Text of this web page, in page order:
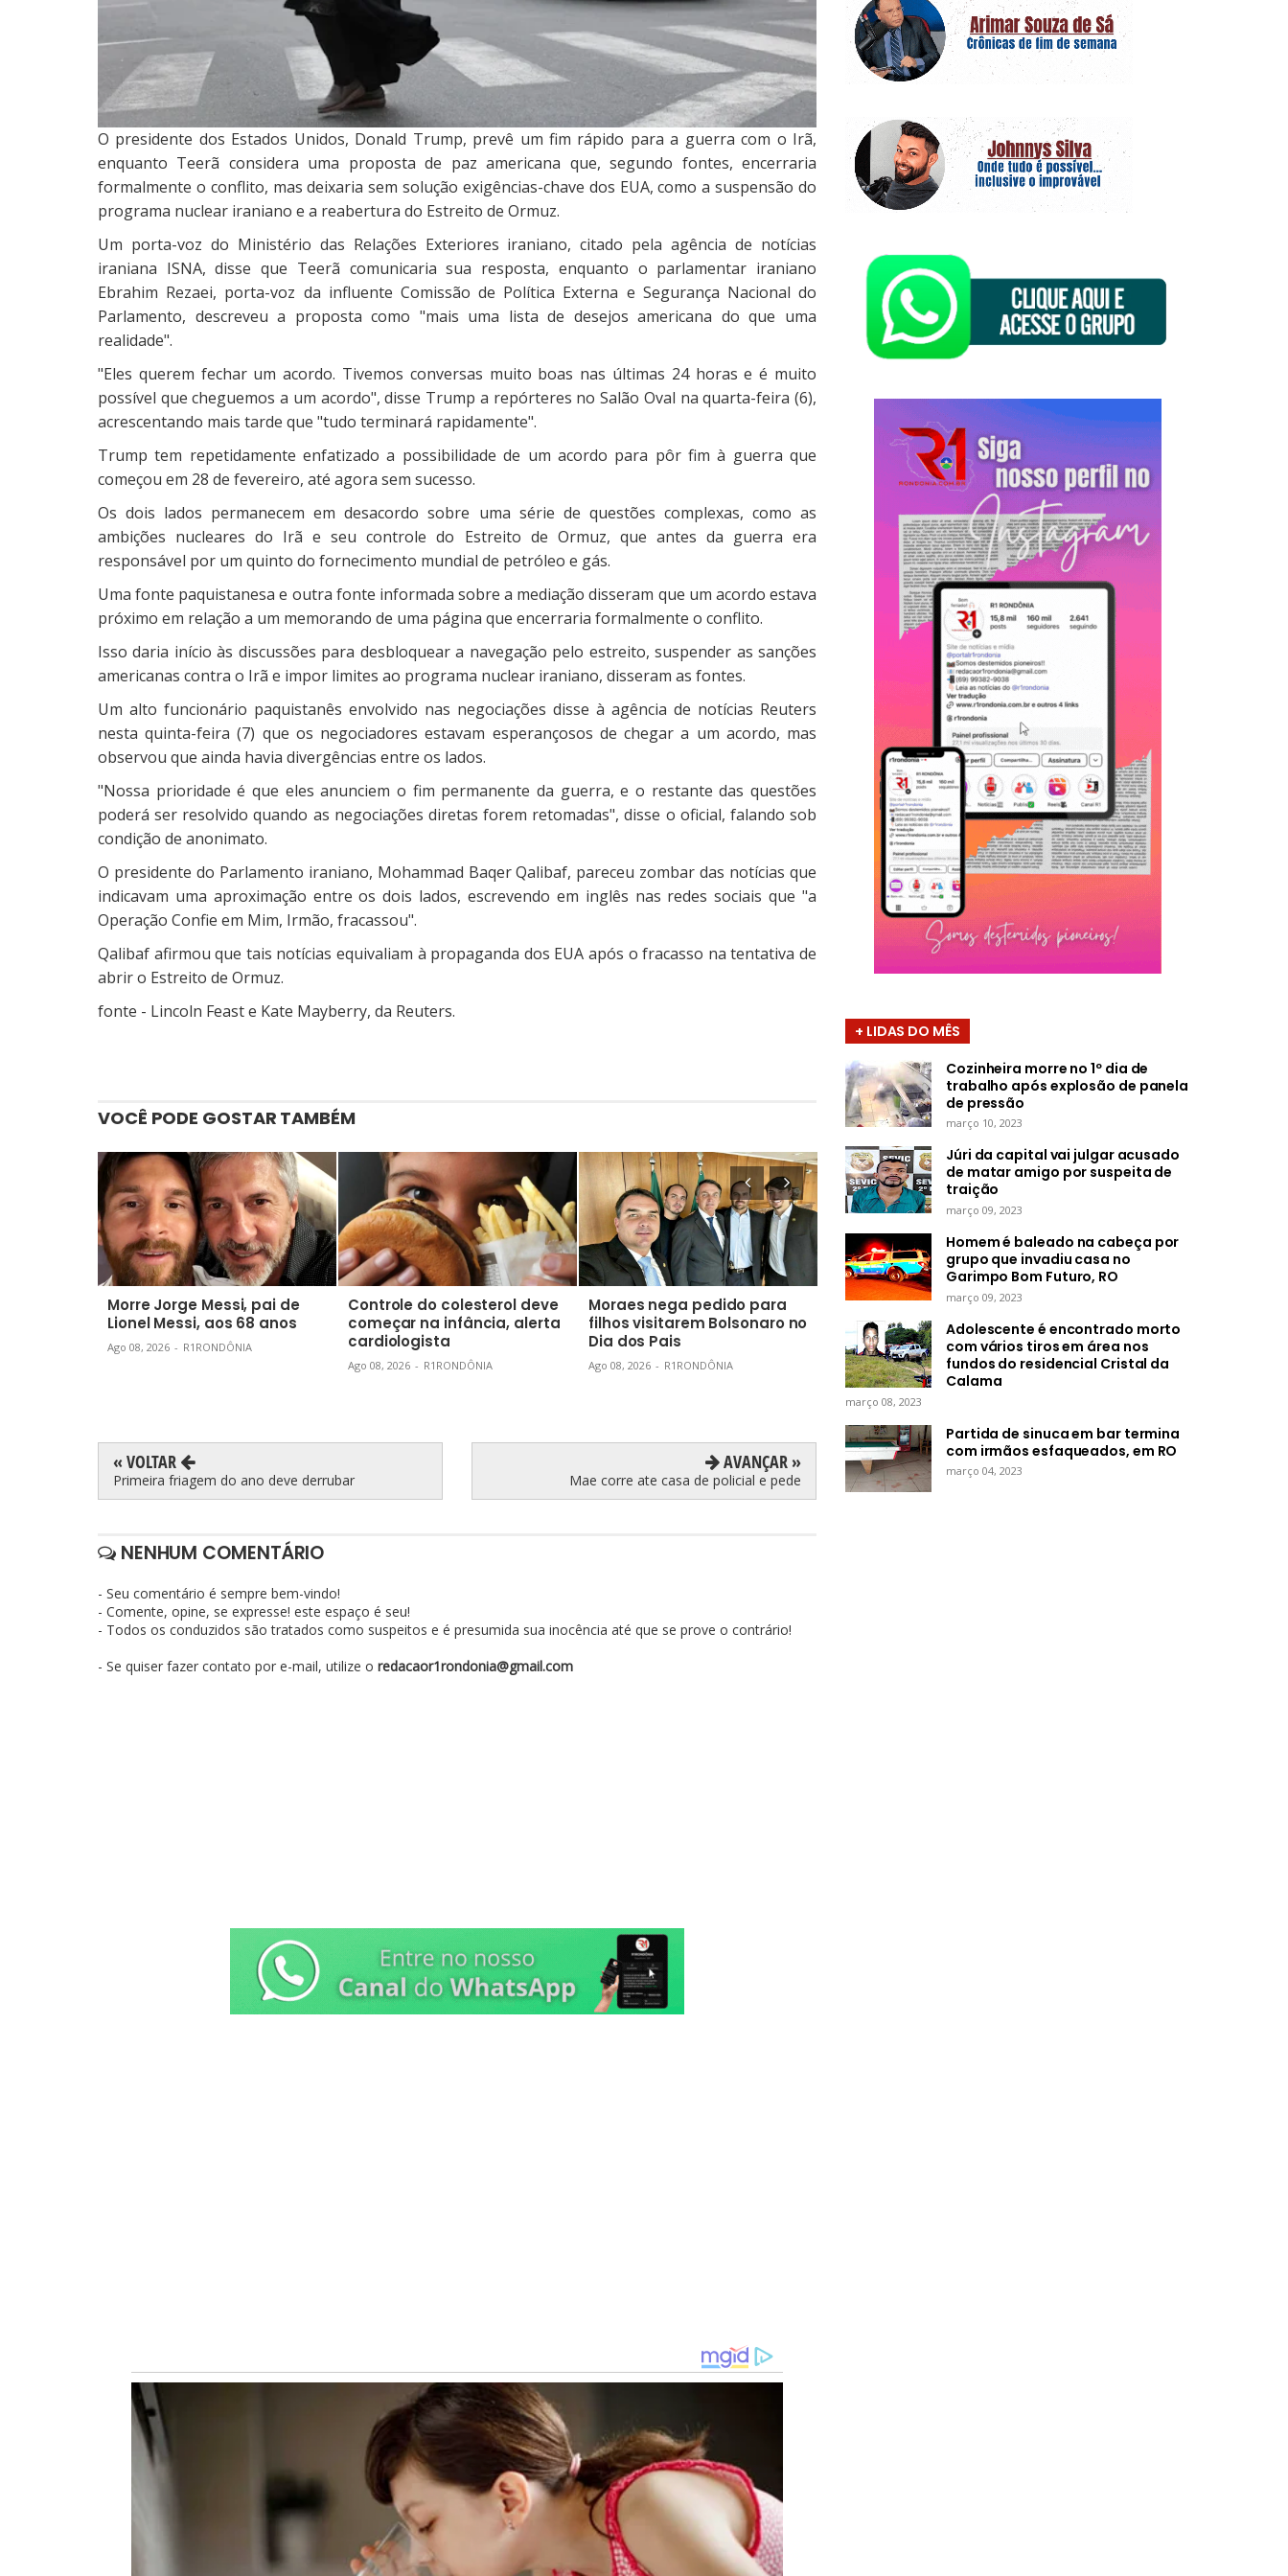
O presidente dos Estados Unidos, Donald Trump, prevê um fim rápido para a guerra com o Irã,
enquanto Teerã considera uma proposta de paz americana que, segundo fontes, encerraria
formalmente o conflito, mas deixaria sem solução exigências-chave dos EUA, como a suspensão do
programa nuclear iraniano e a reabertura do Estreito de Ormuz.
Um porta-voz do Ministério das Relações Exteriores iraniano, citado pela agência de notícias
iraniana ISNA, disse que Teerã comunicaria sua resposta, enquanto o parlamentar iraniano
Ebrahim Rezaei, porta-voz da influente Comissão de Política Externa e Segurança Nacional do
Parlamento, descreveu a proposta como "mais uma lista de desejos americana do que uma
realidade".
"Eles querem fechar um acordo. Tivemos conversas muito boas nas últimas 24 horas e é muito
possível que cheguemos a um acordo", disse Trump a repórteres no Salão Oval na quarta-feira (6),
acrescentando mais tarde que "tudo terminará rapidamente".
Trump tem repetidamente enfatizado a possibilidade de um acordo para pôr fim à guerra que
começou em 28 de fevereiro, até agora sem sucesso.
Os dois lados permanecem em desacordo sobre uma série de questões complexas, como as
ambições nucleares do Irã e seu controle do Estreito de Ormuz, que antes da guerra era
responsável por um quinto do fornecimento mundial de petróleo e gás.
Uma fonte paquistanesa e outra fonte informada sobre a mediação disseram que um acordo estava
próximo em relação a um memorando de uma página que encerraria formalmente o conflito.
Isso daria início às discussões para desbloquear a navegação pelo estreito, suspender as sanções
americanas contra o Irã e impor limites ao programa nuclear iraniano, disseram as fontes.
Um alto funcionário paquistanês envolvido nas negociações disse à agência de notícias Reuters
nesta quinta-feira (7) que os negociadores estavam esperançosos de chegar a um acordo, mas
observou que ainda havia divergências entre os lados.
"Nossa prioridade é que eles anunciem o fim permanente da guerra, e o restante das questões
poderá ser resolvido quando as negociações diretas forem retomadas", disse o oficial, falando sob
condição de anonimato.
O presidente do Parlamento iraniano, Mohammad Baqer Qalibaf, pareceu zombar das notícias que
indicavam uma aproximação entre os dois lados, escrevendo em inglês nas redes sociais que "a
Operação Confie em Mim, Irmão, fracassou".
Qalibaf afirmou que tais notícias equivaliam à propaganda dos EUA após o fracasso na tentativa de
abrir o Estreito de Ormuz.
fonte - Lincoln Feast e Kate Mayberry, da Reuters.
VOCÊ PODE GOSTAR TAMBÉM
Morre Jorge Messi, pai de
Lionel Messi, aos 68 anos
Ago 08, 2026 - R1RONDÔNIA
Controle do colesterol deve
começar na infância, alerta
cardiologista
Ago 08, 2026 - R1RONDÔNIA
Moraes nega pedido para
filhos visitarem Bolsonaro no
Dia dos Pais
Ago 08, 2026 - R1RONDÔNIA
Marcos Rogério apresenta
Plano de Governo com 228
projetos, metas públicas e
acompanhamento de
resultados
Ago 08, 2026 - R1RONDÔNIA
presença em Porto Velho e
transforma Aramix em
Super Nova Era e Arasuper
« VOLTAR
Primeira friagem do ano deve derrubar
AVANÇAR »
Mae corre ate casa de policial e pede
NENHUM COMENTÁRIO
- Seu comentário é sempre bem-vindo!
- Comente, opine, se expresse! este espaço é seu!
- Todos os conduzidos são tratados como suspeitos e é presumida sua inocência até que se prove o contrário!
- Se quiser fazer contato por e-mail, utilize o redacaor1rondonia@gmail.com
+ LIDAS DO MÊS
Cozinheira morre no 1º dia de
trabalho após explosão de panela
de pressão
março 10, 2023
Júri da capital vai julgar acusado
de matar amigo por suspeita de
traição
março 09, 2023
Homem é baleado na cabeça por
grupo que invadiu casa no
Garimpo Bom Futuro, RO
março 09, 2023
Adolescente é encontrado morto
com vários tiros em área nos
fundos do residencial Cristal da
Calama
março 08, 2023
Partida de sinuca em bar termina
com irmãos esfaqueados, em RO
março 04, 2023